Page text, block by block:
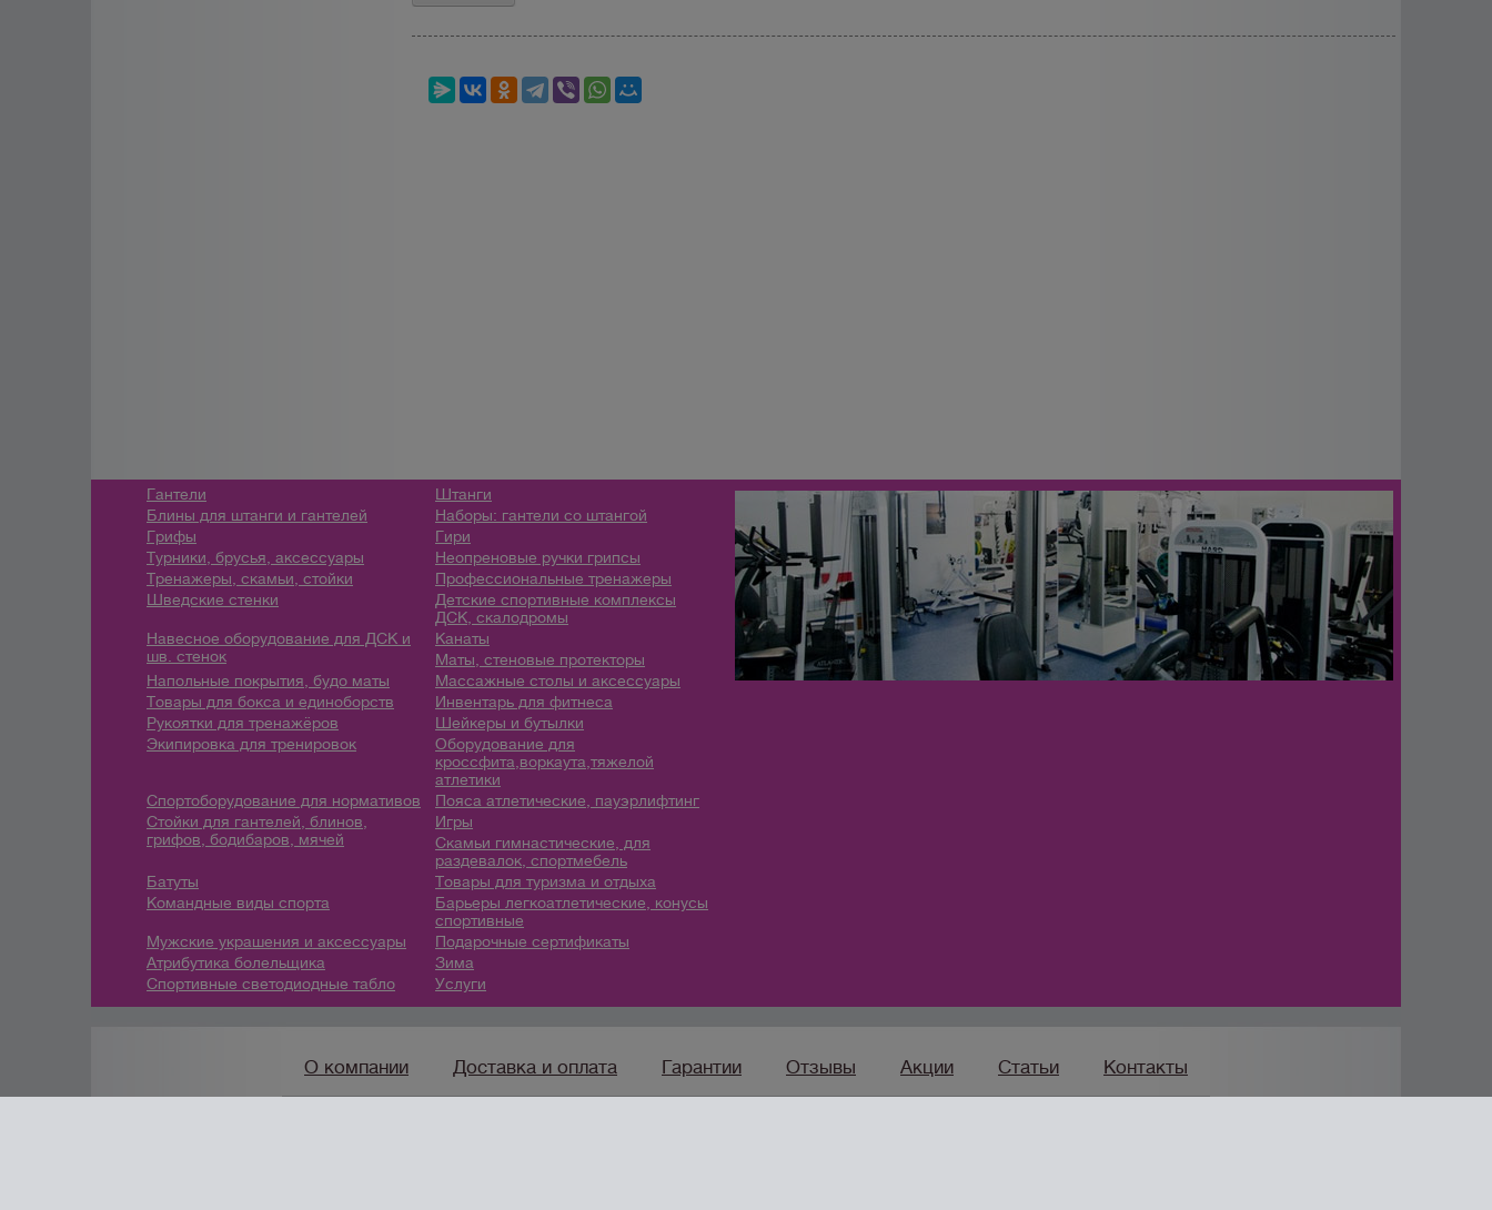
Гантели
Штанги
Блины для штанги и гантелей
Наборы: гантели со штангой
Грифы
Гири
Турники, брусья, аксессуары
Неопреновые ручки грипсы
Тренажеры, скамьи, стойки
Профессиональные тренажеры
Шведские стенки
Детские спортивные комплексы
ДСК, скалодромы
Навесное оборудование для ДСК и
шв. стенок
Канаты
Маты, стеновые протекторы
Напольные покрытия, будо маты
Массажные столы и аксессуары
Товары для бокса и единоборств
Инвентарь для фитнеса
Рукоятки для тренажёров
Шейкеры и бутылки
Экипировка для тренировок
Оборудование для
кроссфита,воркаута,тяжелой
атлетики
Спортоборудование для нормативов
Пояса атлетические, пауэрлифтинг
Стойки для гантелей, блинов,
грифов, бодибаров, мячей
Игры
Скамьи гимнастические, для
раздевалок, спортмебель
Батуты
Товары для туризма и отдыха
Командные виды спорта
Барьеры легкоатлетические, конусы
спортивные
Мужские украшения и аксессуары
Подарочные сертификаты
Атрибутика болельщика
Зима
Спортивные светодиодные табло
Услуги
О компании Доставка и оплата Гарантии Отзывы Акции Статьи Контакты